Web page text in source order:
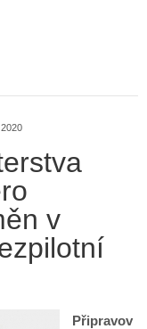
v
Připravov